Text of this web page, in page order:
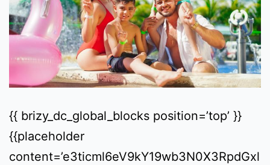
{{ brizy_dc_global_blocks position=’top’ }}
{{placeholder
content=’e3ticml6eV9kY19wb3N0X3RpdGxl